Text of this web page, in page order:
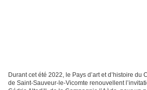
Durant cet été 2022, le Pays d’art et d’histoire du
de Saint-Sauveur-le-Vicomte renouvellent